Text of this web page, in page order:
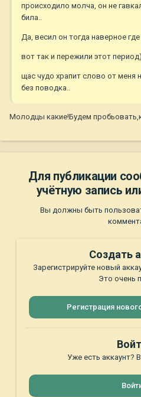
происходило молча, он не
била..
Да, весил он тогда наверное
вот так и пережили этот
щас чудо храпит слово от меня
без поводка..
Молодцы какие!Будем
Для публикации
учётную запись
Вы должны быть
Создать
Зарегистрируйте новый
Это очень
Регистрация
Уже есть аккаунт?